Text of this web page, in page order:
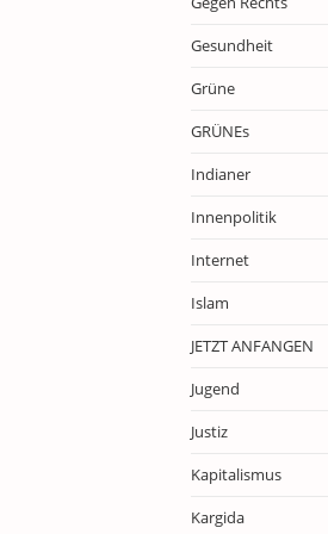
Gesundheit
Grüne
GRÜNEs
Indianer
Innenpolitik
Internet
Islam
JETZT ANFANGEN
Jugend
Justiz
Kapitalismus
Kargida